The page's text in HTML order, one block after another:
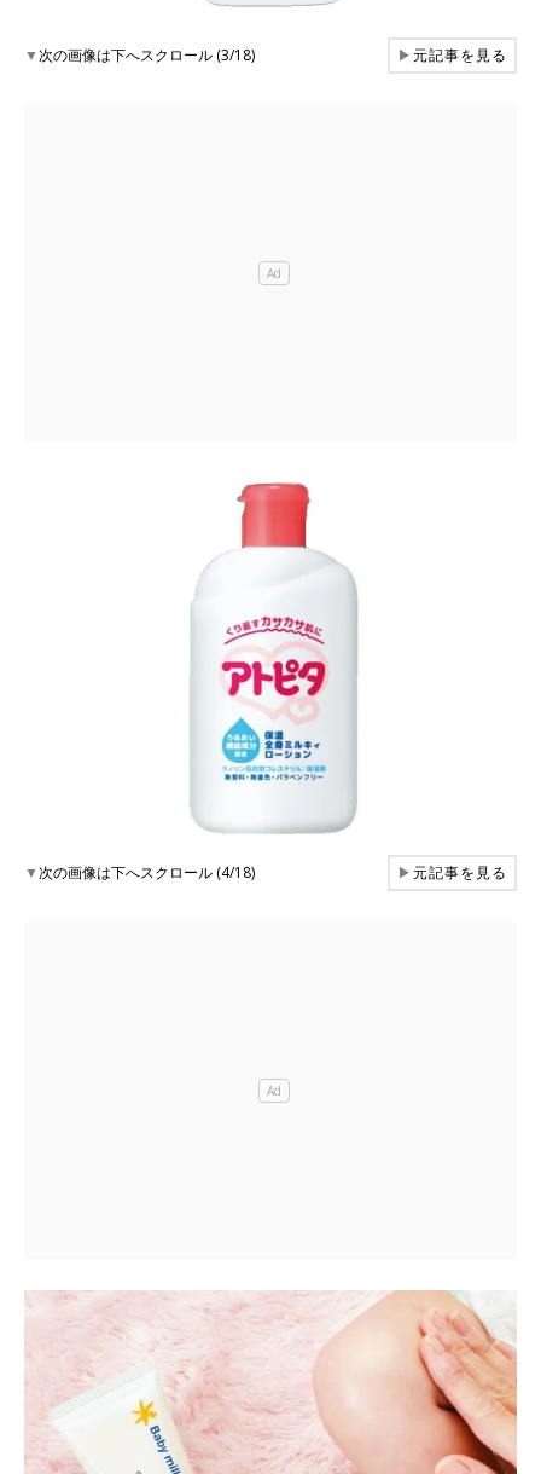
▼次の画像は下へスクロール (3/18) ▶元記事を見る
▼次の画像は下へスクロール (4/18) ▶元記事を見る